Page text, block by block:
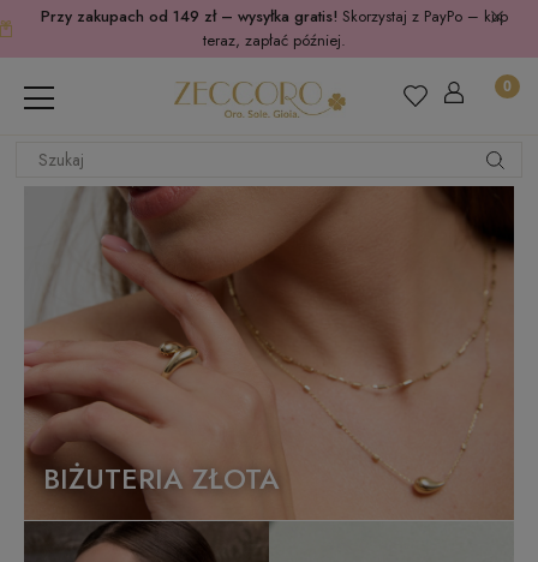
Przy zakupach od 149 zł – wysyłka gratis! Skorzystaj z PayPo – kup
teraz, zapłać później.
BIŻUTERIA ZŁOTA